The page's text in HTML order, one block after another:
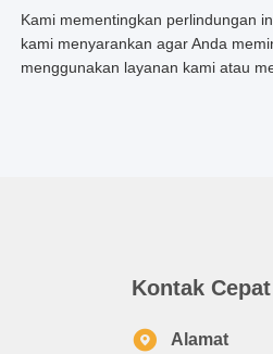
Kami mementingkan perlindungan
kami menyarankan agar Anda
menggunakan layanan kami atau
Kontak Cepat
Alamat